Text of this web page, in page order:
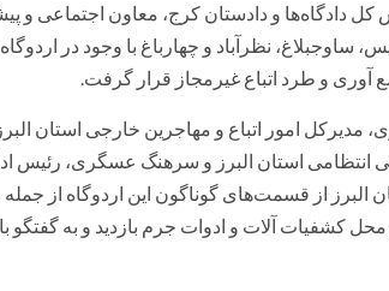
دادگاه‌ها و دادستان کرج، معاون اجتماعی و
نظرآباد و چهارباغ با وجود در اردوگاه
آوری و طرد اتباع غیرمجاز قرار گرفت.
مدیر‌کل امور اتباع و مهاجرین خارجی استان
انتظامی استان البرز و سرهنگ عسگری، رئیس
البرز از قسمت‌های گوناگون این اردوگاه از
کشفیات آلات و ادوات جرم بازدید و به گفتگو با